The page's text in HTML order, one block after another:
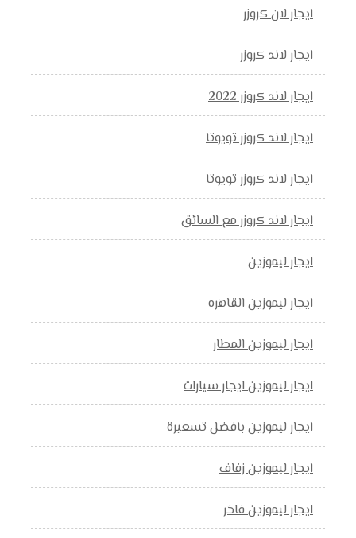
ايجار لان كروزر
ايجار لاند كروزر
ايجار لاند كروزر 2022
ايجار لاند كروزر تويوتا
ايجار لاند كروزر تويوتا
ايجار لاند كروزر مع السائق
ايجار ليموزين
ايجار ليموزين القاهره
ايجار ليموزين المطار
ايجار ليموزين ايجار سيارات
ايجار ليموزين بافضل تسعيرة
ايجار ليموزين زفاف
ايجار ليموزين فاخر